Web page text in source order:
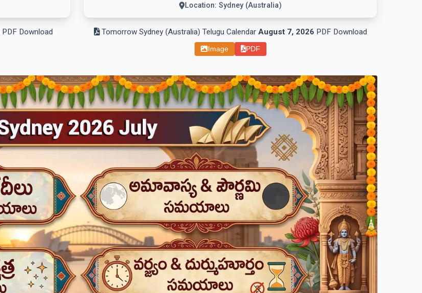
PDF Download
Location: Sydney (Australia)
Tomorrow Sydney (Australia) Telugu Calendar August 7, 2026 PDF Download
Image PDF